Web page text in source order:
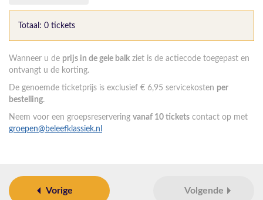
Totaal: 0 tickets
Wanneer u de prijs in de gele balk ziet is de actiecode toegepast en
ontvangt u de korting.
De genoemde ticketprijs is exclusief € 6,95 servicekosten per
bestelling.
Neem voor een groepsreservering vanaf 10 tickets contact op met
groepen@beleefklassiek.nl
Vorige Volgende